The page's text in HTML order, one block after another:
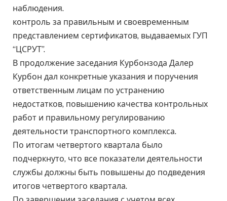
наблюдения.
контроль за правильным и своевременным
представлением сертификатов, выдаваемых ГУП
“ЦСРУТ”.
В продолжение заседания Курбонзода Далер
Курбон дал конкретные указания и поручения
ответственным лицам по устранению
недостатков, повышению качества контрольных
работ и правильному регулированию
деятельности транспортного комплекса.
По итогам четвертого квартала было
подчеркнуто, что все показатели деятельности
службы должны быть повышены до подведения
итогов четвертого квартала.